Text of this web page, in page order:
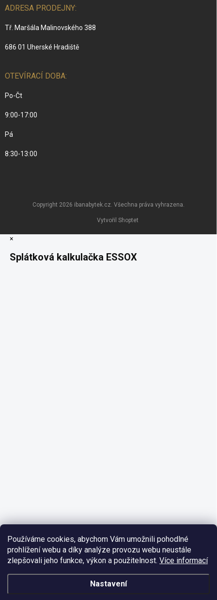
Používáme cookies, abychom Vám umožnili pohodlné
prohlížení webu a díky analýze provozu webu neustále
zlepšovali jeho funkce, výkon a použitelnost. Více informací
Nastavení
ADRESA PRODEJNY:
Tř. Maršála Malinovského 388
686 01 Uherské Hradiště
OTEVÍRACÍ DOBA:
Po-Čt
9:00-17:00
Pá
8:30-13:00
Vytvořil Shoptet
Copyright 2026 ibanabytek.cz. Všechna práva vyhrazena.
×
Splátková kalkulačka ESSOX